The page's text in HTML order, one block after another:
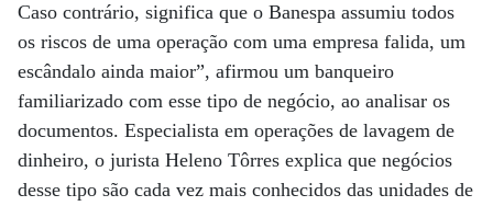
Caso contrário, significa que o Banespa assumiu todos
os riscos de uma operação com uma empresa falida, um
escândalo ainda maior”, afirmou um banqueiro
familiarizado com esse tipo de negócio, ao analisar os
documentos. Especialista em operações de lavagem de
dinheiro, o jurista Heleno Tôrres explica que negócios
desse tipo são cada vez mais conhecidos das unidades de